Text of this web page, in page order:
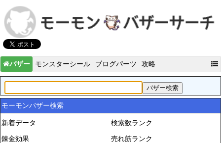
バザー モンスターシール ブログパーツ 攻略
モーモンバザー検索
新着データ
錬金効果
検索数ランク
売れ筋ランク